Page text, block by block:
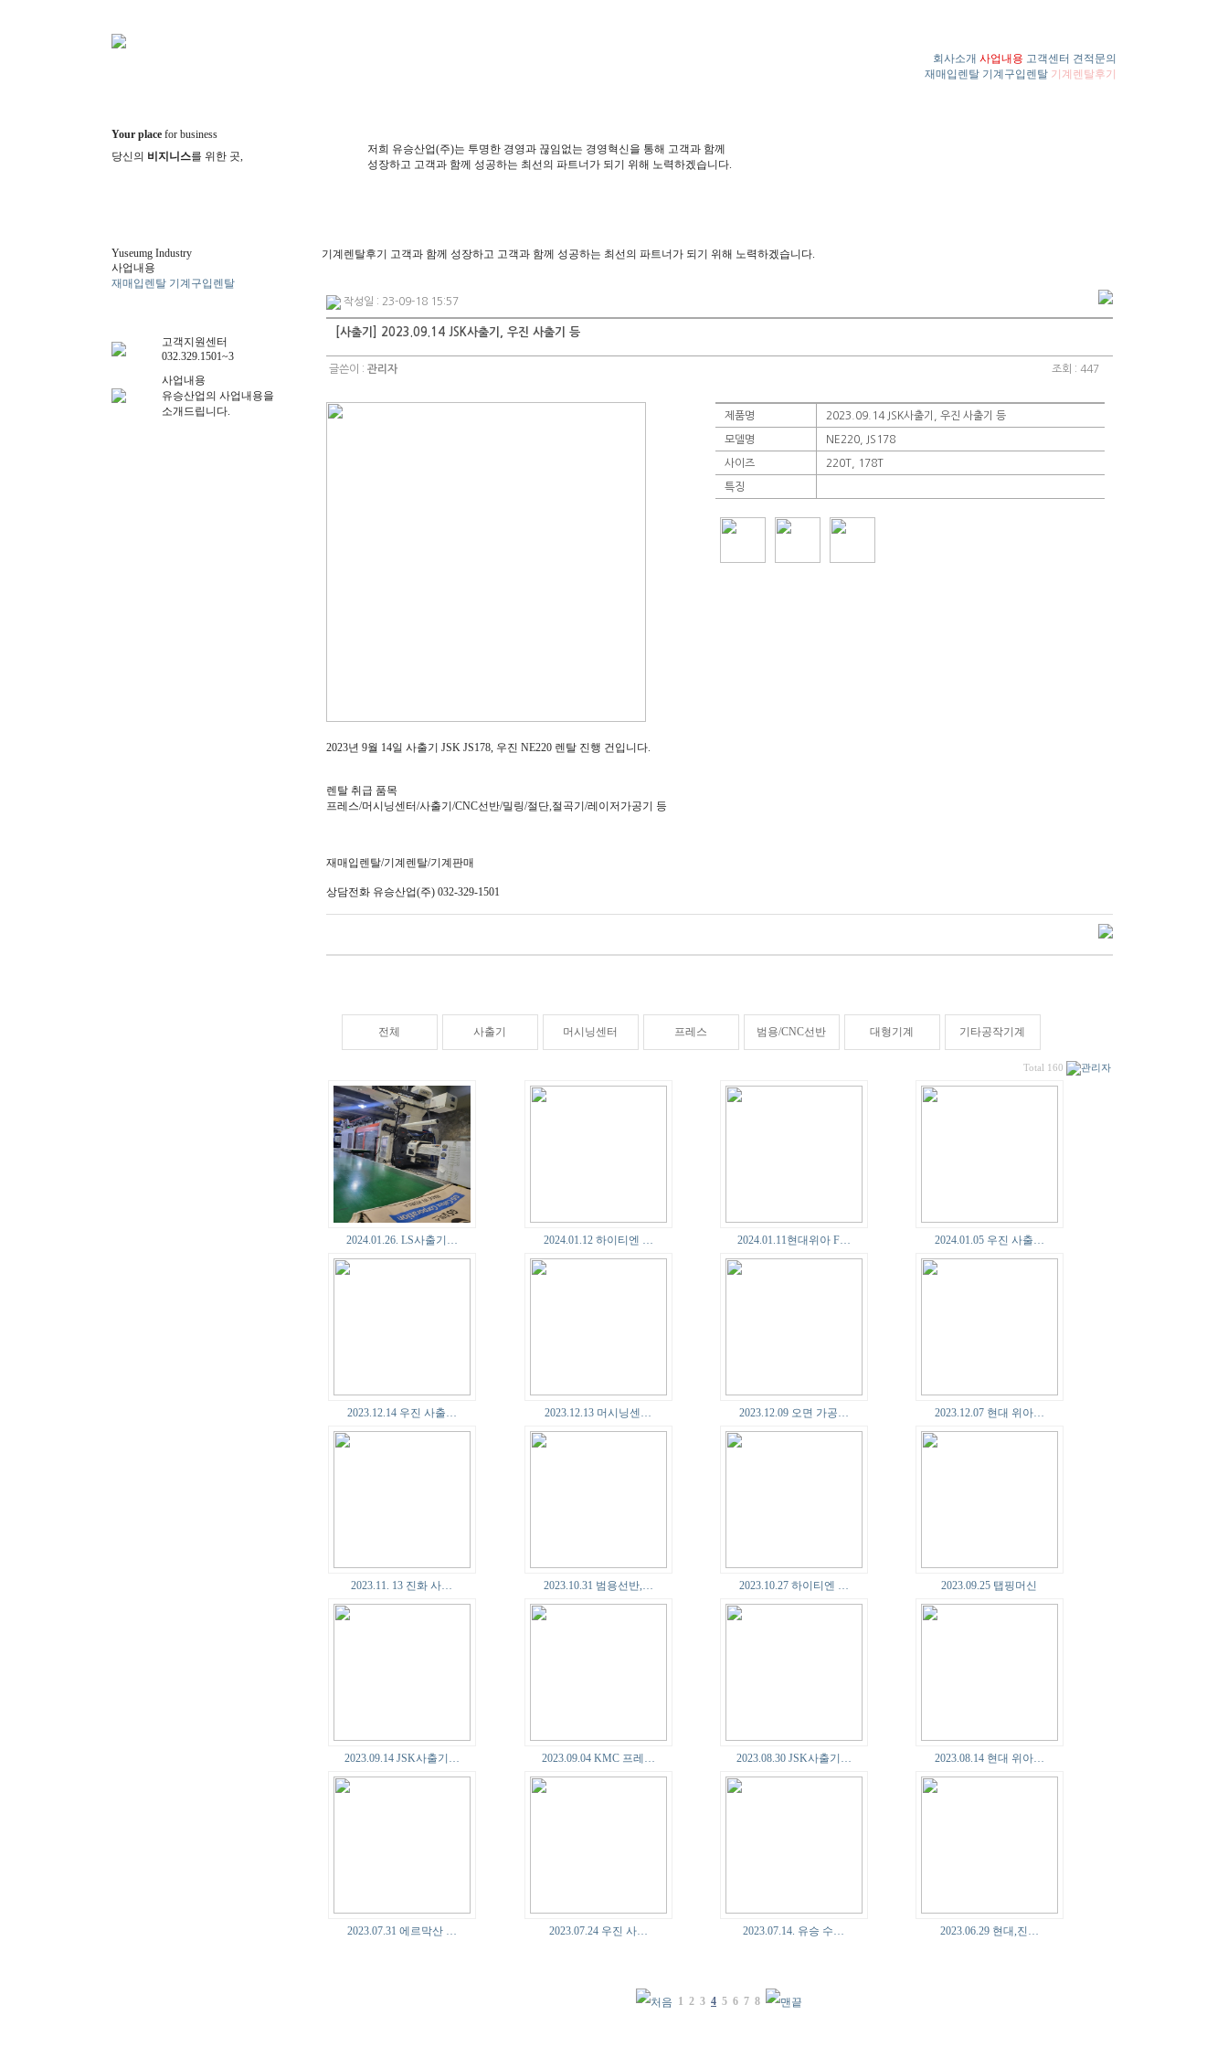
회사소개 사업내용 고객센터 견적문의
재매입렌탈 기계구입렌탈 기계렌탈후기
Your place for business
당신의 비지니스를 위한 곳,
저희 유승산업(주)는 투명한 경영과 끊임없는 경영혁신을 통해 고객과 함께
성장하고 고객과 함께 성공하는 최선의 파트너가 되기 위해 노력하겠습니다.
Yuseumg Industry
사업내용
재매입렌탈 기계구입렌탈
고객지원센터
032.329.1501~3
사업내용
유승산업의 사업내용을
소개드립니다.
기계렌탈후기 고객과 함께 성장하고 고객과 함께 성공하는 최선의 파트너가 되기 위해 노력하겠습니다.
작성일 : 23-09-18 15:57
[사출기] 2023.09.14 JSK사출기, 우진 사출기 등
글쓴이 : 관리자 조회 : 447
제품명 2023.09.14 JSK사출기, 우진 사출기 등
모델명 NE220, JS178
사이즈 220T, 178T
특징
2023년 9월 14일 사출기 JSK JS178, 우진 NE220 렌탈 진행 건입니다.
렌탈 취급 품목
프레스/머시닝센터/사출기/CNC선반/밀링/절단,절곡기/레이저가공기 등
재매입렌탈/기계렌탈/기계판매
상담전화 유승산업(주) 032-329-1501
전체 사출기 머시닝센터 프레스 범용/CNC선반 대형기계 기타공작기계
Total 160
2024.01.26. LS사출기… 2024.01.12 하이티엔 … 2024.01.11현대위아 F… 2024.01.05 우진 사출…
2023.12.14 우진 사출… 2023.12.13 머시닝센… 2023.12.09 오면 가공… 2023.12.07 현대 위아…
2023.11. 13 진화 사… 2023.10.31 범용선반,… 2023.10.27 하이티엔 … 2023.09.25 탭핑머신
2023.09.14 JSK사출기… 2023.09.04 KMC 프레… 2023.08.30 JSK사출기… 2023.08.14 현대 위아…
2023.07.31 에르막산 … 2023.07.24 우진 사… 2023.07.14. 유승 수… 2023.06.29 현대,진…
1 2 3 4 5 6 7 8